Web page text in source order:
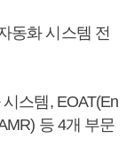
동화 시스템 전
스템, EOAT(En
등 4개 부문